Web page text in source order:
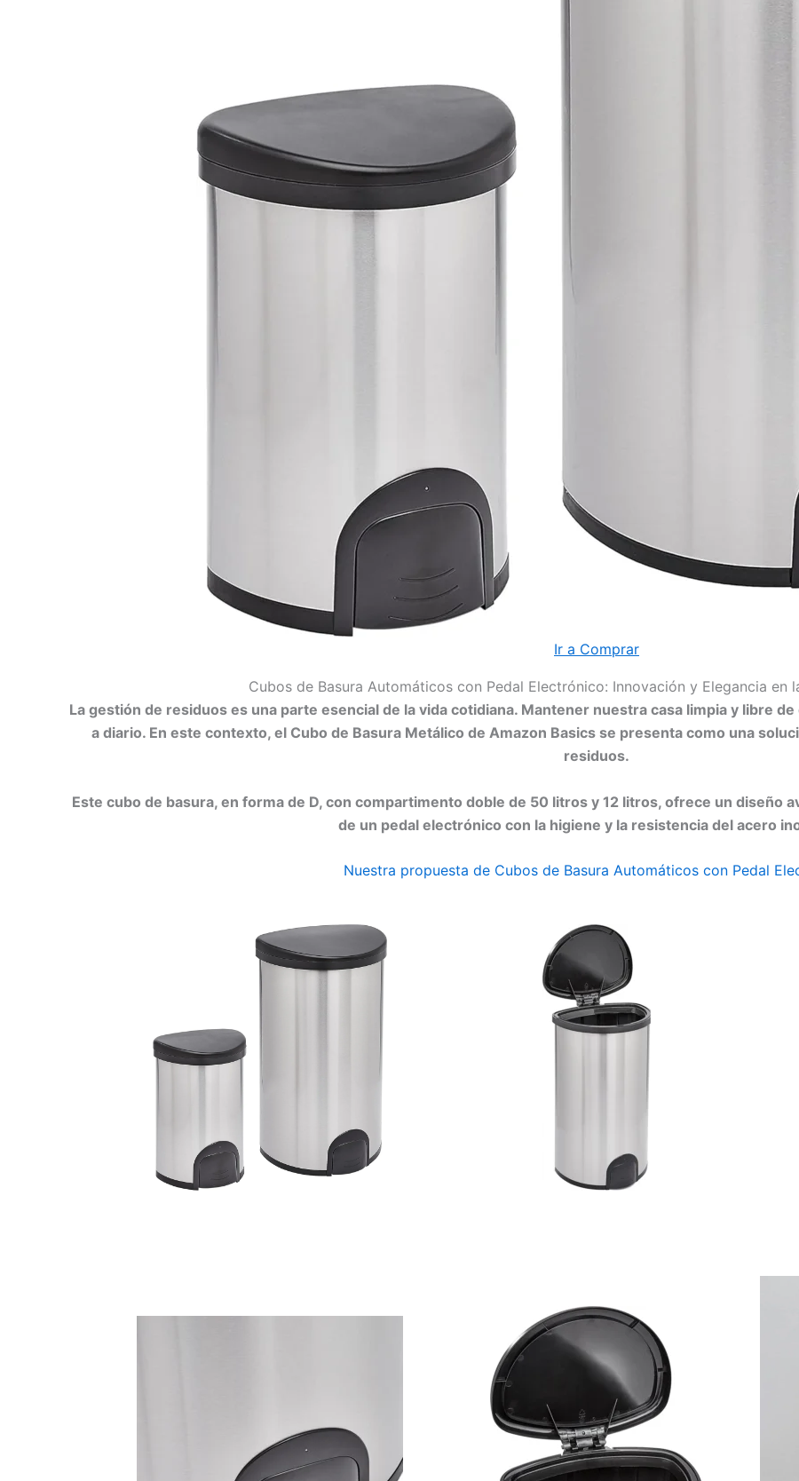
Ir a Comprar
Cubos de Basura Automáticos con Pedal Electrónico: Innovación y Elegancia en
La gestión de residuos es una parte esencial de la vida cotidiana. Mantener nuestra casa limpia y libre
a diario. En este contexto, el Cubo de Basura Metálico de Amazon Basics se presenta como una
residuos.
Este cubo de basura, en forma de D, con compartimento doble de 50 litros y 12 litros, ofrece un diseño
de un pedal electrónico con la higiene y la resistencia del acero
Nuestra propuesta de Cubos de Basura Automáticos con Pedal